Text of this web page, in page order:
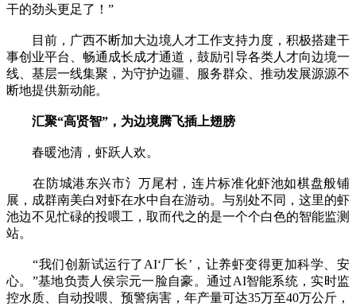
干的劲头更足了！”
目前，广西不断加大边境人才工作支持力度，积极搭建干
事创业平台、畅通成长成才通道，鼓励引导各类人才向边境一
线、基层一线集聚，为守护边疆、服务群众、推动发展源源不
断地提供新动能。
汇聚“高贤智”，为边境腾飞插上翅膀
春暖池清，虾跃人欢。
在防城港东兴市氵万尾村，连片标准化虾池如棋盘般铺
展，成群南美白对虾在水中自在游动。与别处不同，这里的虾
池边不见忙碌的投喂工，取而代之的是一个个白色的智能监测
站。
“我们创新试运行了AI‘厂长’，让养虾变得更加科学、安
心。”基地负责人侯宗元一脸自豪。通过AI智能系统，实时监
控水质、自动投喂、预警病害，年产量可达35万至40万公斤，